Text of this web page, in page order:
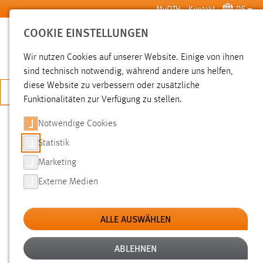
Zum Hauptinhalt springen MyOTH Kontakt DE
SUCHE
JETZT BEWERBEN
Hochschule Aktuelles News der OTH Amberg-Weiden
GASTVORTRAG IM STUDIENGANG
PATENTINGENIEURWESEN
26.01.2015
„Welche Rechtsformen gibt es, und welche
Chancen und Risiken bieten die einzelnen
COOKIE EINSTELLUNGEN
Wir nutzen Cookies auf unserer Website. Einige von ihnen
sind technisch notwendig, während andere uns helfen,
diese Website zu verbessern oder zusätzliche
Funktionalitäten zur Verfügung zu stellen.
Notwendige Cookies
Statistik
Marketing
Externe Medien
ALLE AUSWÄHLEN
ABLEHNEN